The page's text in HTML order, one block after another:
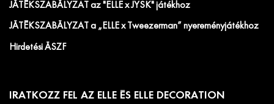
JÁTÉKSZABÁLYZAT az "ELLE x JYSK" játékhoz
JÁTÉKSZABÁLYZAT a „ELLE x Tweezerman” nyereményjátékhoz
Hirdetési ÁSZF
IRATKOZZ FEL AZ ELLE ÉS ELLE DECORATION